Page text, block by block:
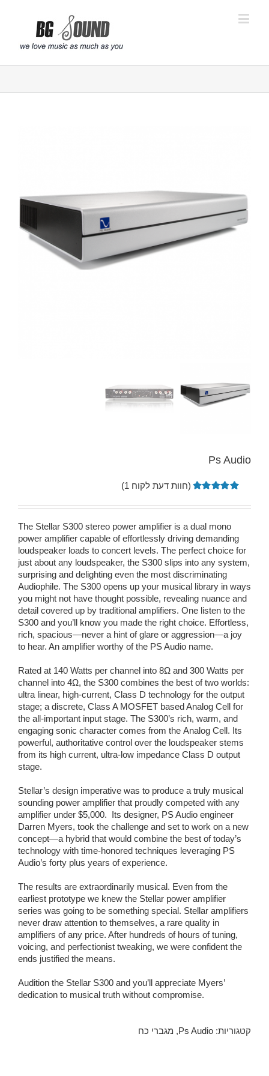
Ps Audio
מתוך 5
דירוגים של
לקוחות
(חוות דעת לקוח 1
)
The Stellar S300 stereo power amplifier is a dual mono
power amplifier capable of effortlessly driving demanding
loudspeaker loads to concert levels. The perfect choice for
just about any loudspeaker, the S300 slips into any system,
surprising and delighting even the most discriminating
Audiophile. The S300 opens up your musical library in ways
you might not have thought possible, revealing nuance and
detail covered up by traditional amplifiers. One listen to the
S300 and you’ll know you made the right choice. Effortless,
rich, spacious—never a hint of glare or aggression—a joy
to hear. An amplifier worthy of the PS Audio name.
Rated at 140 Watts per channel into 8Ω and 300 Watts per
channel into 4Ω, the S300 combines the best of two worlds:
ultra linear, high-current, Class D technology for the output
stage; a discrete, Class A MOSFET based Analog Cell for
the all-important input stage. The S300’s rich, warm, and
engaging sonic character comes from the Analog Cell. Its
powerful, authoritative control over the loudspeaker stems
from its high current, ultra-low impedance Class D output
stage.
Stellar’s design imperative was to produce a truly musical
sounding power amplifier that proudly competed with any
amplifier under $5,000. Its designer, PS Audio engineer
Darren Myers, took the challenge and set to work on a new
concept—a hybrid that would combine the best of today’s
technology with time-honored techniques leveraging PS
Audio’s forty plus years of experience.
The results are extraordinarily musical. Even from the
earliest prototype we knew the Stellar power amplifier
series was going to be something special. Stellar amplifiers
never draw attention to themselves, a rare quality in
amplifiers of any price. After hundreds of hours of tuning,
voicing, and perfectionist tweaking, we were confident the
ends justified the means.
Audition the Stellar S300 and you’ll appreciate Myers’
dedication to musical truth without compromise.
קטגוריות: Ps Audio
, מגברי כח